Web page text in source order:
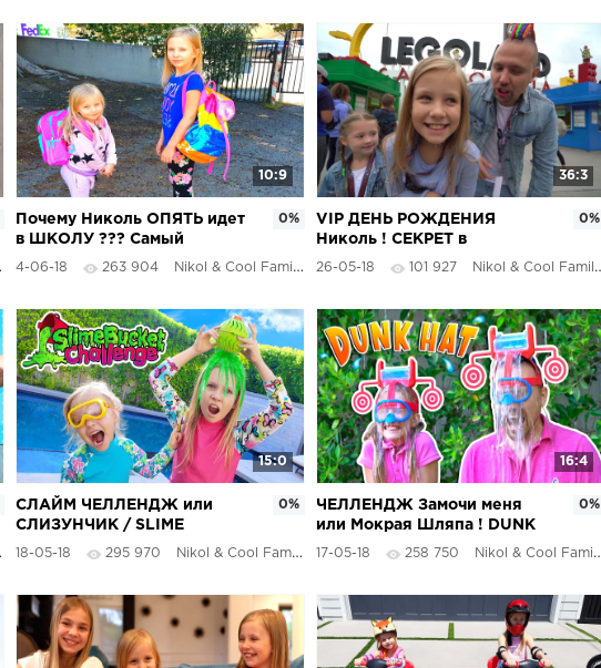
10:9
Почему Николь ОПЯТЬ идет
в ШКОЛУ ??? Самый
обычный день или MY DAILY
4-06-18 263 904 Nikol & Cool Family
0%
36:3
VIP ДЕНЬ РОЖДЕНИЯ
Николь ! СЕКРЕТ в
LEGOLAND и МЕГА
26-05-18 101 927 Nikol & Cool Family
0%
15:0
СЛАЙМ ЧЕЛЛЕНДЖ или
СЛИЗУНЧИК / SLIME
CHALLENGE / николь и
18-05-18 295 970 Nikol & Cool Family
0%
16:4
ЧЕЛЛЕНДЖ Замочи меня
или Мокрая Шляпа ! DUNK
HAT CHALLENGE / Николь и
17-05-18 258 750 Nikol & Cool Family
0%